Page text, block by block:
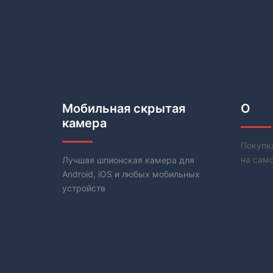
Мобильная скрытая
камера
Лучшая шпионская камера для
Android, iOS и любых мобильных
устройств
О
на